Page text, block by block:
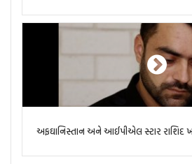
અફઘાનિસ્તાન અને આઈપીએલ સ્ટાર રાશિદ